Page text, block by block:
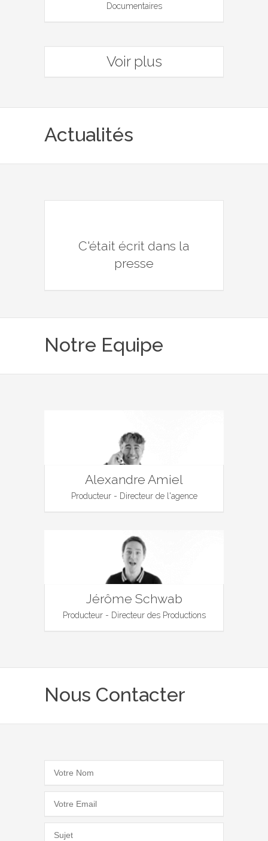
Documentaires
Voir plus
Actualités
C'était écrit dans la
presse
Notre Equipe
Alexandre Amiel
Producteur - Directeur de l'agence
Jérôme Schwab
Producteur - Directeur des Productions
Nous Contacter